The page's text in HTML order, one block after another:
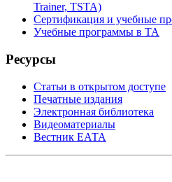
Trainer, TSTA)
Сертификация и учебные
Учебные программы в ТА
Ресурсы
Статьи в открытом доступе
Печатные издания
Электронная библиотека
Видеоматериалы
Вестник ЕАТА